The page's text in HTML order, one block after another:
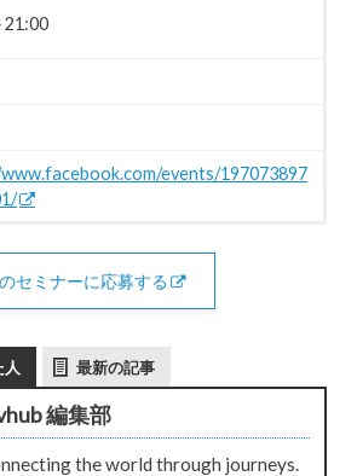
21:00
events/197073897
セミナーに応募する
最新の記事
編集部
the world through journeys.